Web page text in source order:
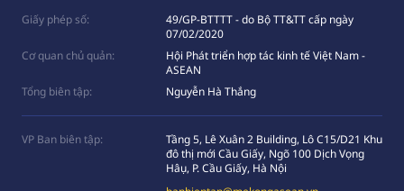
Giấy phép số:
49/GP-BTTTT - do Bộ TT&TT cấp ngày
07/02/2020
Cơ quan chủ quản:
Hội Phát triển hợp tác kinh tế Việt Nam -
ASEAN
Tổng biên tập:
Nguyễn Hà Thắng
VP Ban biên tập:
Tầng 5, Lê Xuân 2 Building, Lô C15/D21 Khu
đô thị mới Cầu Giấy, Ngõ 100 Dịch Vọng
Hâụ, P. Cầu Giấy, Hà Nội